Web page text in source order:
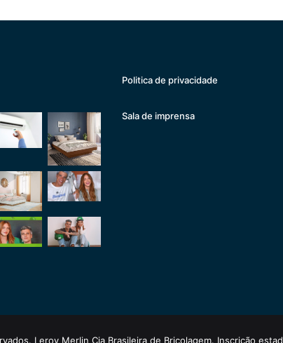
Politica de privacidade
Sala de imprensa
Leroy Merlin Cia Brasileira de Bricolagem. Inscrição